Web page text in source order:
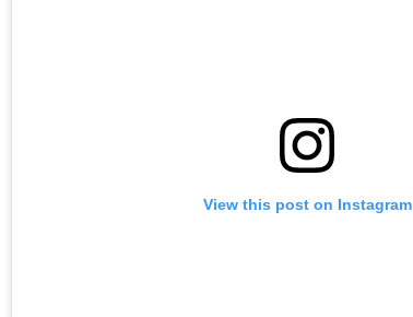
View this post on Instagram